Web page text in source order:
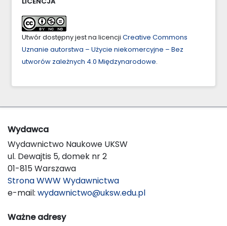
Utwór dostępny jest na licencji Creative Commons
Uznanie autorstwa – Użycie niekomercyjne – Bez
utworów zależnych 4.0 Międzynarodowe.
Wydawca
Wydawnictwo Naukowe UKSW
ul. Dewajtis 5, domek nr 2
01-815 Warszawa
Strona WWW Wydawnictwa
e-mail: wydawnictwo@uksw.edu.pl
Ważne adresy